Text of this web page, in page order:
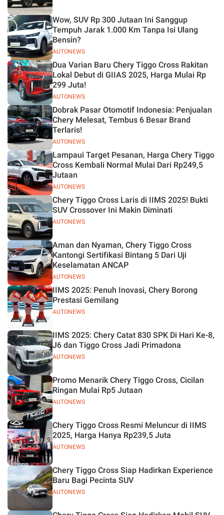
AUTONEWS
Wow, SUV Rp 300 Jutaan Ini Sanggup
Tempuh Jarak 1.000 Km Tanpa Isi Ulang
Bensin?
AUTONEWS
Dua Varian Baru Chery Tiggo Cross Rakitan
Lokal Debut di GIIAS 2025, Harga Mulai Rp
299 Juta!
AUTONEWS
Dobrak Pasar Otomotif Indonesia: Penjualan
Chery Melesat, Tembus 6 Besar Brand
Terlaris!
AUTONEWS
Lampaui Target Pesanan, Harga Chery Tiggo
Cross Kembali Normal Mulai Dari Rp249,5
Jutaan
AUTONEWS
Chery Tiggo Cross Laris di IIMS 2025! Bukti
SUV Crossover Ini Makin Diminati
AUTONEWS
Aman dan Nyaman, Chery Tiggo Cross
Kantongi Sertifikasi Bintang 5 Dari Uji
Keselamatan ANCAP
AUTONEWS
IIMS 2025: Penuh Inovasi, Chery Borong
Prestasi Gemilang
AUTONEWS
IIMS 2025: Chery Catat 830 SPK Di Hari Ke-8,
J6 dan Tiggo Cross Jadi Primadona
AUTONEWS
Promo Menarik Chery Tiggo Cross, Cicilan
Ringan Mulai Rp5 Jutaan
AUTONEWS
Chery Tiggo Cross Resmi Meluncur di IIMS
2025, Harga Hanya Rp239,5 Juta
AUTONEWS
Chery Tiggo Cross Siap Hadirkan Experience
Baru Bagi Pecinta SUV